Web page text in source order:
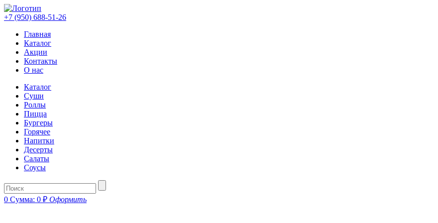
+7 (950) 688-51-26
Главная
Каталог
Акции
Контакты
О нас
Каталог
Суши
Роллы
Пицца
Бургеры
Горячее
Напитки
Десерты
Салаты
Соусы
0 Сумма: 0 ₽ Оформить